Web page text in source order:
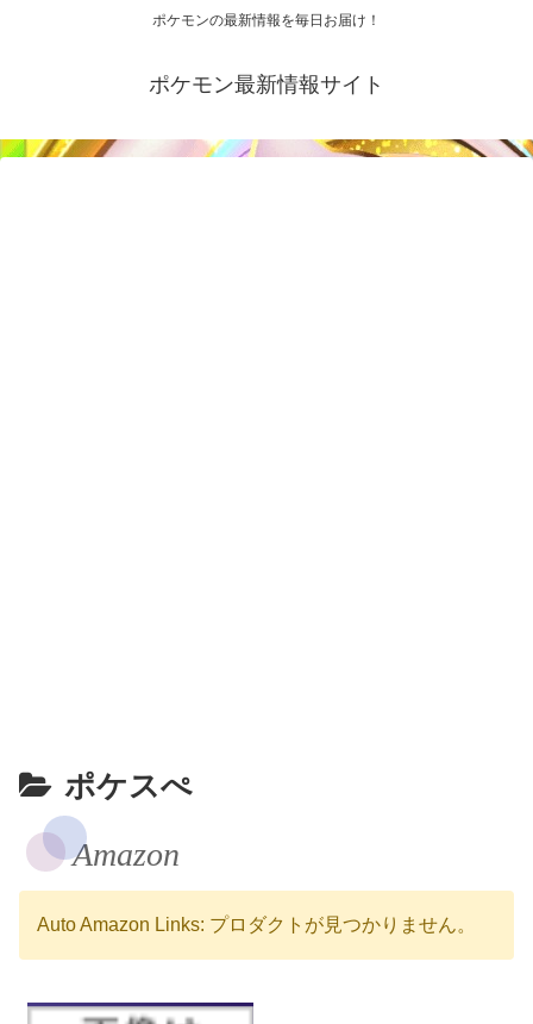
ポケモンの最新情報を毎日お届け！
ポケモン最新情報サイト
ポケスぺ
Amazon
Auto Amazon Links: プロダクトが見つかりません。